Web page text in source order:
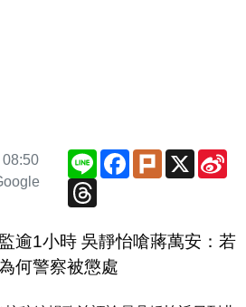
Line Facebook
Plurk X
逾1小時 吳靜怡嗆蔣萬安：若
何警察被懲處